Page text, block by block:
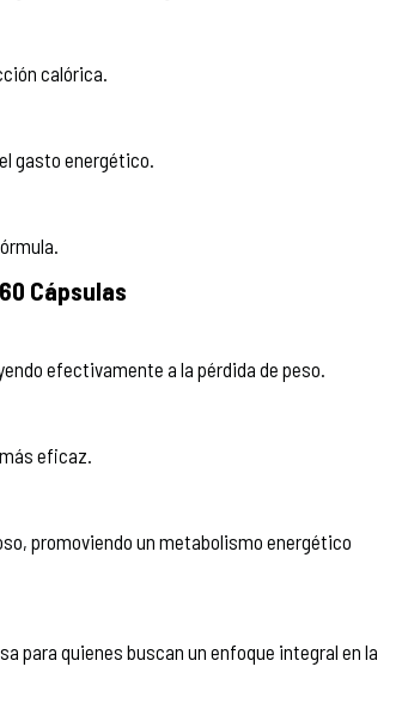
calórica.
gasto energético.
Cápsulas
efectivamente a la pérdida de peso.
eficaz.
promoviendo un metabolismo energético
para quienes buscan un enfoque integral en la